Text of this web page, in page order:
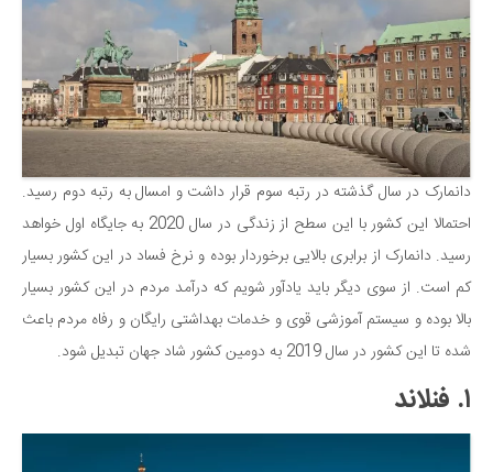
دانمارک در سال گذشته در رتبه سوم قرار داشت و امسال به رتبه دوم رسید.
احتمالا این کشور با این سطح از زندگی در سال 2020 به جایگاه اول خواهد
رسید. دانمارک از برابری بالایی برخوردار بوده و نرخ فساد در این کشور بسیار
کم است. از سوی دیگر باید یادآور شویم که درآمد مردم در این کشور بسیار
بالا بوده و سیستم آموزشی قوی و خدمات بهداشتی رایگان و رفاه مردم باعث
شده تا این کشور در سال 2019 به دومین کشور شاد جهان تبدیل شود.
۱. فنلاند